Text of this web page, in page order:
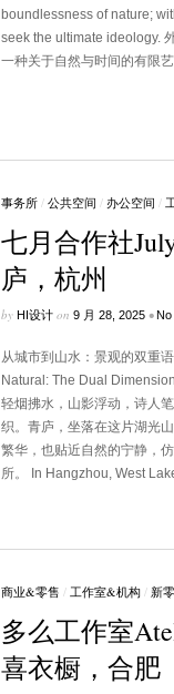
boundlessness of nature;
seek the ultimate ideology.
一种关于自然与时间的有限
事务所/ 公共空间 / 办公空间 /
七月合作社
庐，杭州
by HI设计on 9 月 28, 2025 •No
从城市到山水：景观的双重
Natural: The Dual
轻烟拂水，山影浮动，诗人
织。青庐，坐落在这片湖光
繁华，也贴近自然的宁静，
所。 In Hangzhou, West
商业&零售 / 工作室&机构/ 新
多么工作室
喜衣橱，合肥